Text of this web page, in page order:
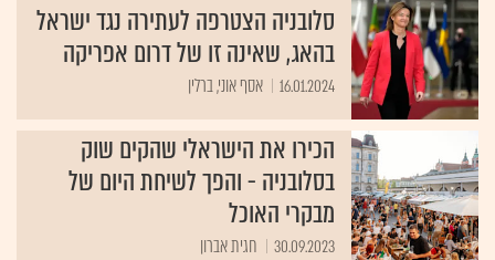
סלובניה הצטרפה לעתירה נגד ישראל
בהאג, שאינה זו של דרום אפריקה
16.01.2024 אסף אוני, ברלין
הכירו את הישראלי שהקים שוק
בסלובניה - והפך לשיחת היום של
מבקרי האוכל
30.09.2023 חגית אברון